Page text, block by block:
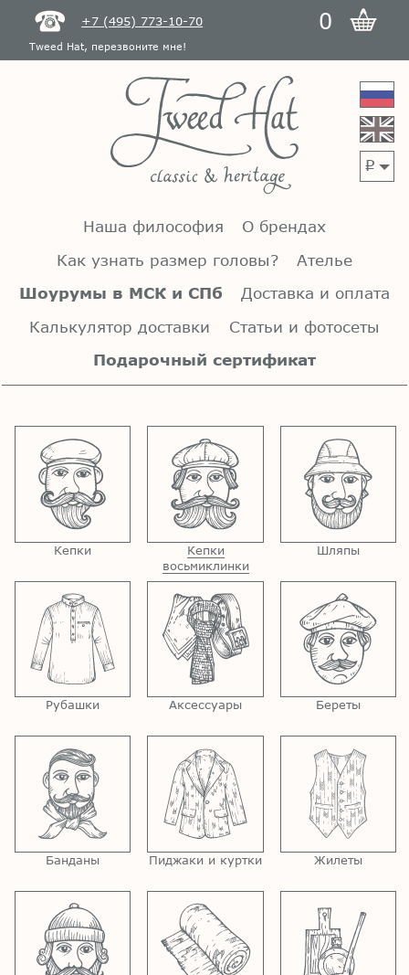
+7 (495) 773-10-70 0
Tweed Hat, перезвоните мне!
p
Наша философия
О брендах
Как узнать размер головы?
Ателье
Шоурумы в МСК и СПб
Доставка и оплата
Калькулятор доставки
Статьи и фотосеты
Подарочный сертификат
Кепки
Кепки
восьмиклинки
Шляпы
Рубашки Аксессуары Береты
Банданы Пиджаки и куртки Жилеты